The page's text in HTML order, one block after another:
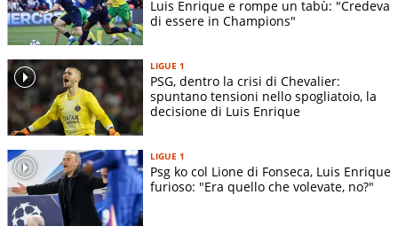
Luis Enrique e rompe un tabù: "Credeva
di essere in Champions"
LIGUE 1
PSG, dentro la crisi di Chevalier:
spuntano tensioni nello spogliatoio, la
decisione di Luis Enrique
LIGUE 1
Psg ko col Lione di Fonseca, Luis Enrique
furioso: "Era quello che volevate, no?"